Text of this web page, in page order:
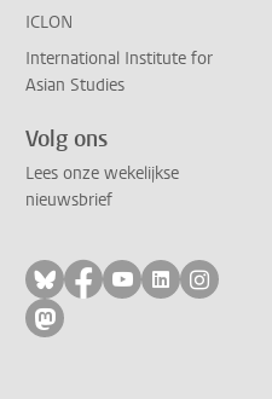
ICLON
International Institute for
Asian Studies
Volg ons
Lees onze wekelijkse
nieuwsbrief
Volg ons op bluesky
Volg ons op
Volg ons op
Volg ons
Volg
Volg ons op mastodon